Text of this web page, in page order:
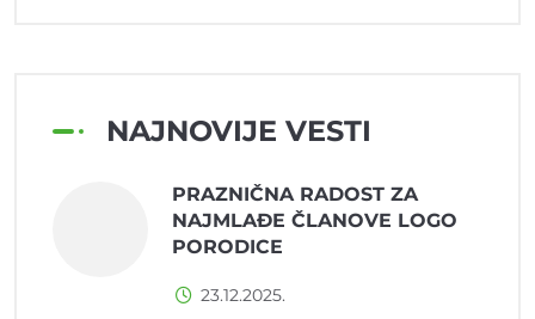
NAJNOVIJE VESTI
PRAZNIČNA RADOST ZA
NAJMLAĐE ČLANOVE LOGO
PORODICE
23.12.2025.